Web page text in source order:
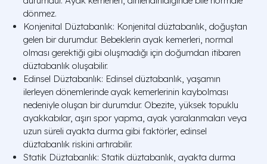
dönmez.
Konjenital Düztabanlık: Konjenital düztabanlık, doğuştan
gelen bir durumdur. Bebeklerin ayak kemerleri, normal
olması gerektiği gibi oluşmadığı için doğumdan itibaren
düztabanlık oluşabilir.
Edinsel Düztabanlık: Edinsel düztabanlık, yaşamın
ilerleyen dönemlerinde ayak kemerlerinin kaybolması
nedeniyle oluşan bir durumdur. Obezite, yüksek topuklu
ayakkabılar, aşırı spor yapma, ayak yaralanmaları veya
uzun süreli ayakta durma gibi faktörler, edinsel
düztabanlık riskini artırabilir.
Statik Düztabanlık: Statik düztabanlık, ayakta durma